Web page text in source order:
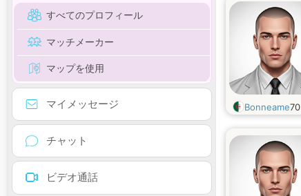
すべてのプロフィール
マッチメーカー
マップを使用
マイメッセージ
チャット
ビデオ通話
Bonneame70